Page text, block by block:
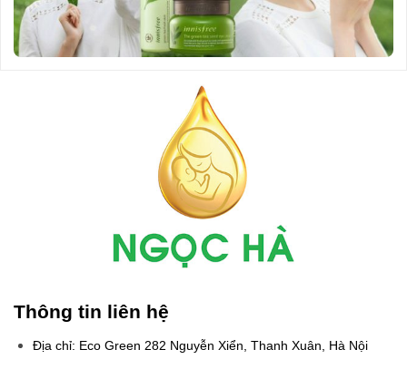
Thông tin liên hệ
Địa chỉ: Eco Green 282 Nguyễn Xiển, Thanh Xuân, Hà Nội